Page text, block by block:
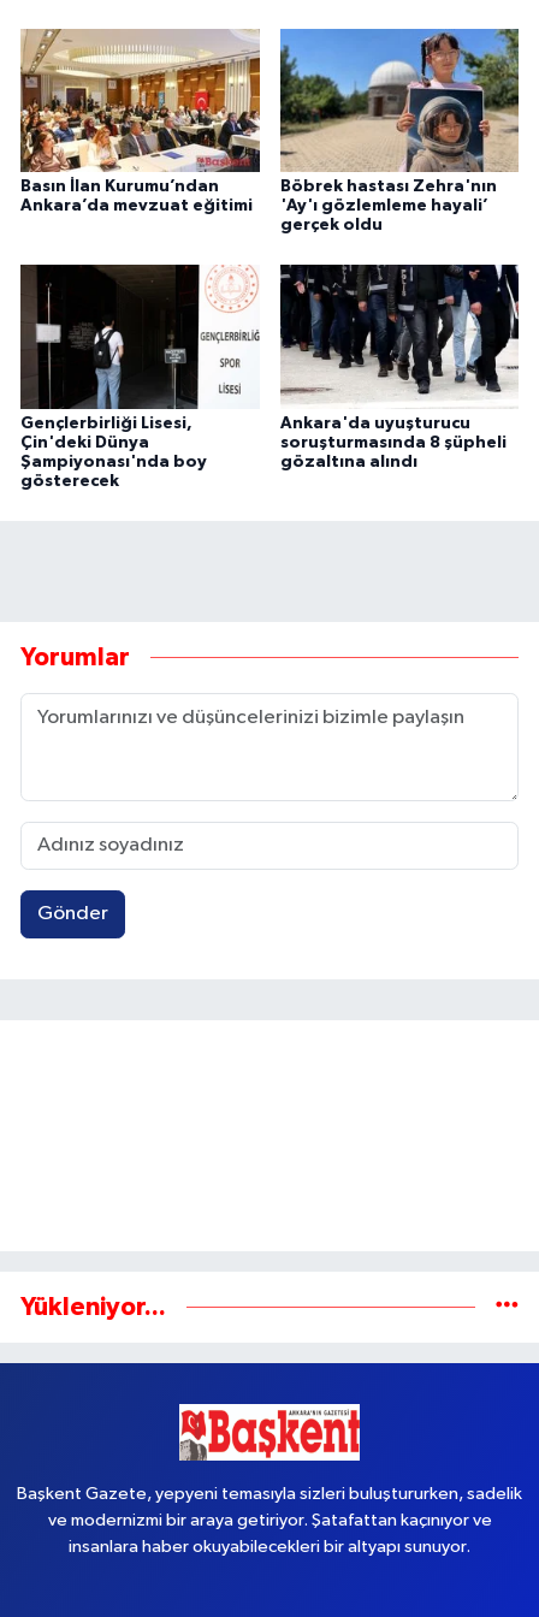
Basın İlan Kurumu’ndan
Ankara’da mevzuat eğitimi
Böbrek hastası Zehra'nın
'Ay'ı gözlemleme hayali’
gerçek oldu
Gençlerbirliği Lisesi,
Çin'deki Dünya
Şampiyonası'nda boy
gösterecek
Ankara'da uyuşturucu
soruşturmasında 8 şüpheli
gözaltına alındı
Yorumlar